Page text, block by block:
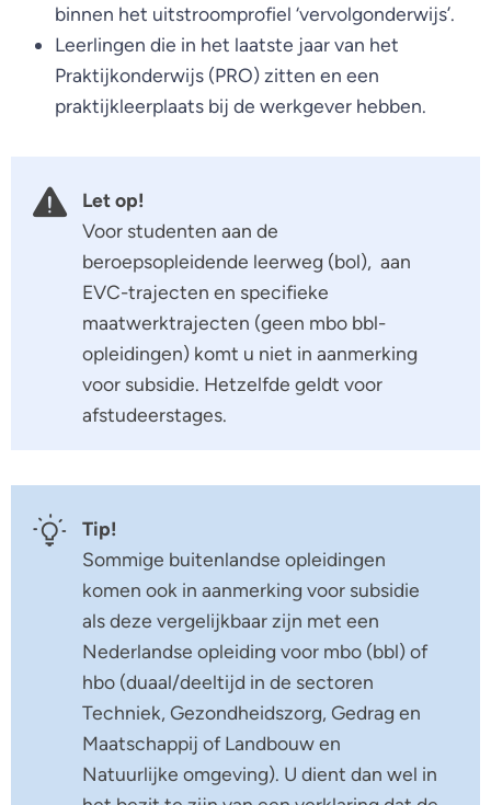
binnen het uitstroomprofiel ‘vervolgonderwijs’.
Leerlingen die in het laatste jaar van het
Praktijkonderwijs (PRO) zitten en een
praktijkleerplaats bij de werkgever hebben.
Let op!
Voor studenten aan de
beroepsopleidende leerweg (bol), aan
EVC-trajecten en specifieke
maatwerktrajecten (geen mbo bbl-
opleidingen) komt u niet in aanmerking
voor subsidie. Hetzelfde geldt voor
afstudeerstages.
Tip!
Sommige buitenlandse opleidingen
komen ook in aanmerking voor subsidie
als deze vergelijkbaar zijn met een
Nederlandse opleiding voor mbo (bbl) of
hbo (duaal/deeltijd in de sectoren
Techniek, Gezondheidszorg, Gedrag en
Maatschappij of Landbouw en
Natuurlijke omgeving). U dient dan wel in